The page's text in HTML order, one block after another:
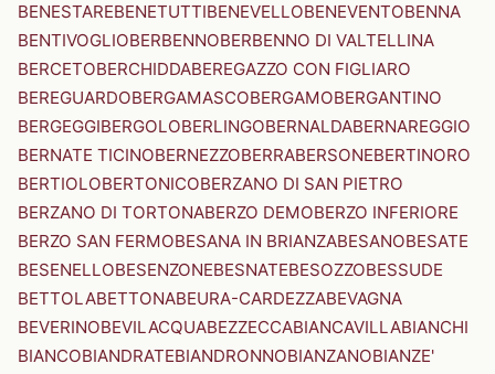
BENESTAREBENETUTTIBENEVELLOBENEVENTOBENNA
BENTIVOGLIOBERBENNOBERBENNO DI VALTELLINA
BERCETOBERCHIDDABEREGAZZO CON FIGLIARO
BEREGUARDOBERGAMASCOBERGAMOBERGANTINO
BERGEGGIBERGOLOBERLINGOBERNALDABERNAREGGIO
BERNATE TICINOBERNEZZOBERRABERSONEBERTINORO
BERTIOLOBERTONICOBERZANO DI SAN PIETRO
BERZANO DI TORTONABERZO DEMOBERZO INFERIORE
BERZO SAN FERMOBESANA IN BRIANZABESANOBESATE
BESENELLOBESENZONEBESNATEBESOZZOBESSUDE
BETTOLABETTONABEURA-CARDEZZABEVAGNA
BEVERINOBEVILACQUABEZZECCABIANCAVILLABIANCHI
BIANCOBIANDRATEBIANDRONNOBIANZANOBIANZE'